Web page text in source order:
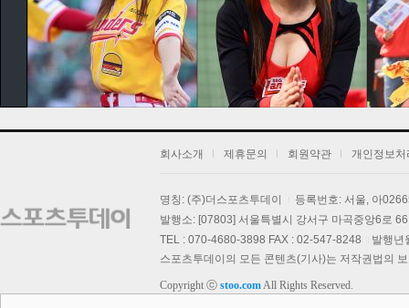
회사소개 제휴문의 회원약관 개인정보처
명칭: (주)더스포츠투데이
등록번호: 서울, 아
발행소: [07803] 서울특별시 강서구 마곡중앙6로
TEL : 070-4680-3898 FAX : 02-547-8248
발행년
스포츠투데이의 모든 콘텐츠(기사)는 저작권법의
Copyright ⓒ stoo.comAll Rights Reserved.